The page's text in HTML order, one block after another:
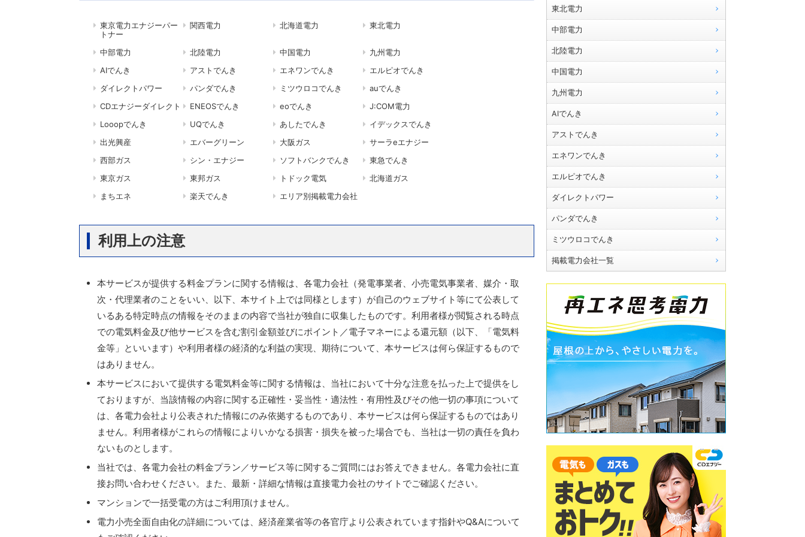
東京電力エナジーパー
トナー
関西電力 北海道電力 東北電力
中部電力 北陸電力 中国電力
九州電力
AIでんき
アストでんき エネワンでんき
エルピオでんき
ダイレクトパワー
パンダでんき ミツウロコでんき
auでんき
CDエナジーダイレクト
ENEOSでんき eoでんき
J:COM電力
Looopでんき
UQでんき あしたでんき
イデックスでんき
出光興産
エバーグリーン 大阪ガス
サーラeエナジー
西部ガス
シン・エナジー ソフトバンクでんき
東急でんき
東京ガス
東邦ガス トドック電気
北海道ガス
まちエネ
楽天でんき エリア別掲載電力会社
利用上の注意
本サービスが提供する料金プランに関する情報は、各電力会社（発電事業者、小売電気事業者、媒介・取
次・代理業者のことをいい、以下、本サイト上では同様とします）が自己のウェブサイト等にて公表して
いるある特定時点の情報をそのままの内容で当社が独自に収集したものです。利用者様が閲覧される時点
での電気料金及び他サービスを含む割引金額並びにポイント／電子マネーによる還元額（以下、「電気料
金等」といいます）や利用者様の経済的な利益の実現、期待について、本サービスは何ら保証するもので
はありません。
本サービスにおいて提供する電気料金等に関する情報は、当社において十分な注意を払った上で提供をし
ておりますが、当該情報の内容に関する正確性・妥当性・適法性・有用性及びその他一切の事項について
は、各電力会社より公表された情報にのみ依拠するものであり、本サービスは何ら保証するものではあり
ません。利用者様がこれらの情報によりいかなる損害・損失を被った場合でも、当社は一切の責任を負わ
ないものとします。
当社では、各電力会社の料金プラン／サービス等に関するご質問にはお答えできません。各電力会社に直
接お問い合わせください。また、最新・詳細な情報は直接電力会社のサイトでご確認ください。
マンションで一括受電の方はご利用頂けません。
電力小売全面自由化の詳細については、経済産業省等の各官庁より公表されています指針やQ&Aについて
東北電力
中部電力
北陸電力
中国電力
九州電力
AIでんき
アストでんき
エネワンでんき
エルピオでんき
ダイレクトパワー
パンダでんき
ミツウロコでんき
掲載電力会社一覧